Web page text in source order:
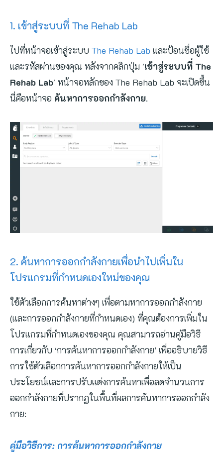
1. เข้าสู่ระบบที่ The Rehab Lab
ไปที่หน้าจอเข้าสู่ระบบThe Rehab Lab และป้อนชื่อผู้ใช้
และรหัสผ่านของคุณ หลังจากคลิกปุ่ม 'เข้าสู่ระบบที่ The
Rehab Lab' หน้าจอหลักของ The Rehab Lab จะเปิดขึ้น
นี่คือหน้าจอ ค้นหาการออกกำลังกาย.
2. ค้นหาการออกกำลังกายเพื่อนำไปเพิ่มใน
โปรแกรมที่กำหนดเองใหม่ของคุณ
ใช้ตัวเลือกการค้นหาต่างๆ เพื่อตามหาการออกกำลังกาย
(และการออกกำลังกายที่กำหนดเอง) ที่คุณต้องการเพิ่มใน
โปรแกรมที่กำหนดเองของคุณ คุณสามารถอ่านคู่มือวิธี
การเกี่ยวกับ ‘การค้นหาการออกกำลังกาย’ เพื่ออธิบายวิธี
การใช้ตัวเลือกการค้นหาการออกกำลังกายให้เป็น
ประโยชน์และการปรับแต่งการค้นหาเพื่อลดจำนวนการ
ออกกำลังกายที่ปรากฏในพื้นที่ผลการค้นหาการออกกำลัง
กาย:
คู่มือวิธีการ: การค้นหาการออกกำลังกาย